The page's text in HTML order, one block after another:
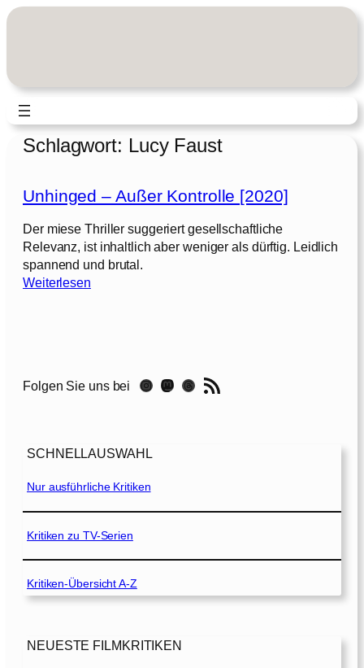
Zum
Schlagwort: Lucy Faust
Unhinged – Außer Kontrolle [2020]
Der miese Thriller suggeriert gesellschaftliche
Relevanz, ist inhaltlich aber weniger als dürftig. Leidlich
spannend und brutal.
Weiterlesen:
g
–
u
ß
e
o
n
r
Folgen Sie uns bei Instagram Mastodon Threads RSS-Feed
SCHNELLAUSWAHL
Nur ausführliche Kritiken
Kritiken zu TV-Serien
Kritiken-Übersicht A-Z
NEUESTE FILMKRITIKEN